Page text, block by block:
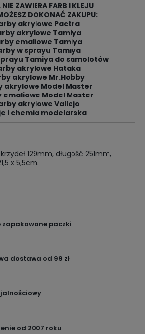
NIE ZAWIERA FARB I KLEJU
DOKONAĆ ZAKUPU:
akrylowe Pactra
akrylowe Tamiya
emaliowe Tamiya
w sprayu Tamiya
Tamiya do samolotów
akrylowe Hataka
akrylowe Mr.Hobby
akrylowe Model Master
emaliowe Model Master
akrylowe Vallejo
i chemia modelarska
129mm, długość 251mm,
x 5,5cm.
zapakowane paczki
dostawa od 99 zł
od 2007 roku